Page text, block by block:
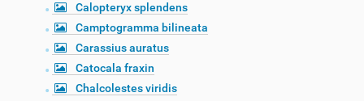
Calopteryx splendens
Camptogramma bilineata
Carassius auratus
Catocala fraxin
Chalcolestes viridis